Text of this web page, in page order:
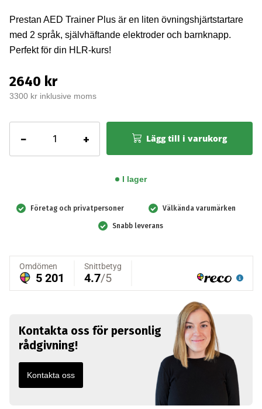
Prestan AED Trainer Plus är en liten övningshjärtstartare
med 2 språk, självhäftande elektroder och barnknapp.
Perfekt för din HLR-kurs!
2640 kr
3300 kr inklusive moms
−
Trainer
pack
+ Lägg till i varukorg
I lager
Företag och privatpersoner Välkända varumärken
Snabb leverans
Kontakta oss för personlig
rådgivning!
Kontakta oss